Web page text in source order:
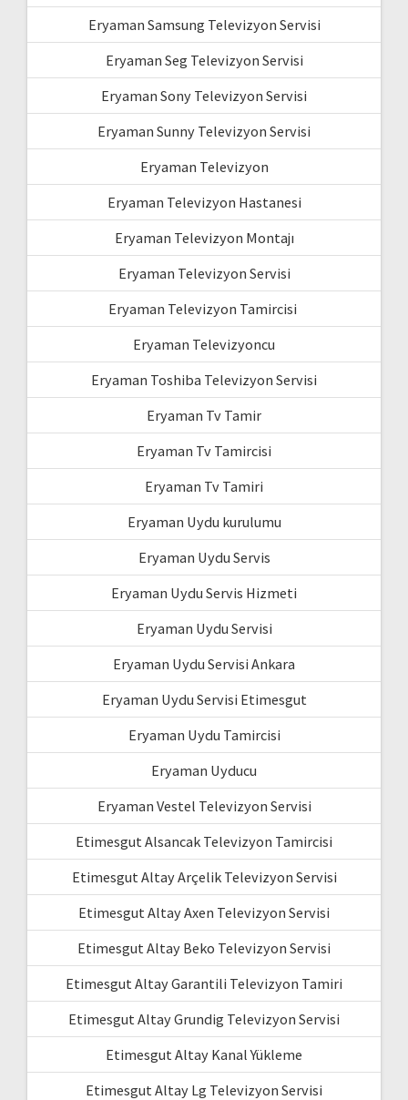
Eryaman Samsung Televizyon Servisi
Eryaman Seg Televizyon Servisi
Eryaman Sony Televizyon Servisi
Eryaman Sunny Televizyon Servisi
Eryaman Televizyon
Eryaman Televizyon Hastanesi
Eryaman Televizyon Montajı
Eryaman Televizyon Servisi
Eryaman Televizyon Tamircisi
Eryaman Televizyoncu
Eryaman Toshiba Televizyon Servisi
Eryaman Tv Tamir
Eryaman Tv Tamircisi
Eryaman Tv Tamiri
Eryaman Uydu kurulumu
Eryaman Uydu Servis
Eryaman Uydu Servis Hizmeti
Eryaman Uydu Servisi
Eryaman Uydu Servisi Ankara
Eryaman Uydu Servisi Etimesgut
Eryaman Uydu Tamircisi
Eryaman Uyducu
Eryaman Vestel Televizyon Servisi
Etimesgut Alsancak Televizyon Tamircisi
Etimesgut Altay Arçelik Televizyon Servisi
Etimesgut Altay Axen Televizyon Servisi
Etimesgut Altay Beko Televizyon Servisi
Etimesgut Altay Garantili Televizyon Tamiri
Etimesgut Altay Grundig Televizyon Servisi
Etimesgut Altay Kanal Yükleme
Etimesgut Altay Lg Televizyon Servisi